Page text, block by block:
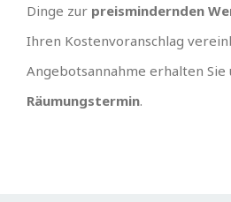
Dinge zur preismindernden
Ihren Kostenvoranschlag
Angebotsannahme erhalten
Räumungstermin.